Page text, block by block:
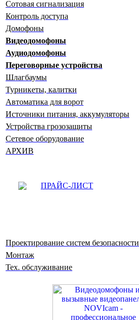
Сотовая сигнализация
Контроль доступа
Домофоны
Видеодомофоны
Аудиодомофоны
Переговорные устройства
Шлагбаумы
Турникеты, калитки
Автоматика для ворот
Источники питания, аккумуляторы
Устройства грозозащиты
Сетевое оборудование
АРХИВ
ПРАЙС-ЛИСТ
Проектирование систем безопасности
Монтаж
Тех. обслуживание